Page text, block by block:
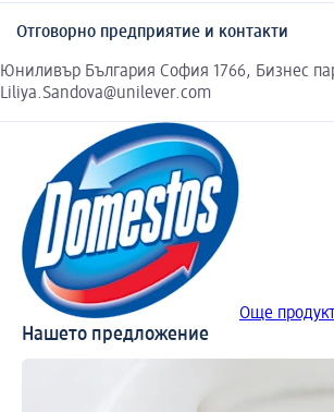
Отговорно предприятие и контакти
Юниливър България София 1766, Бизнес
Liliya.Sandova@unilever.com
Още
Нашето предложение